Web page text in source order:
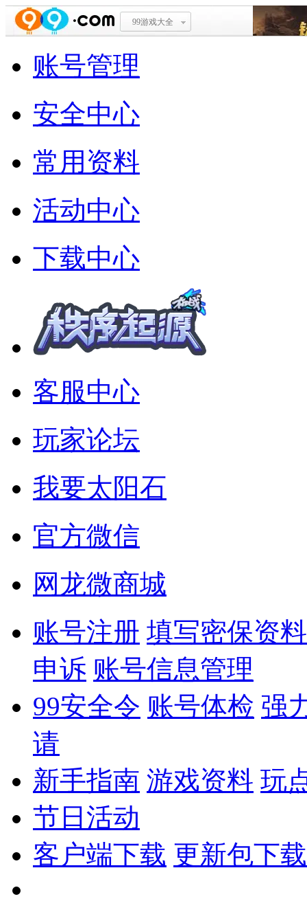
99游戏大全
账号管理
安全中心
常用资料
活动中心
下载中心
客服中心
玩家论坛
我要太阳石
官方微信
网龙微商城
账号注册 填写密保资料
申诉 账号信息管理
99安全令 账号体检 强
请
新手指南 游戏资料 玩
节日活动
客户端下载 更新包下载